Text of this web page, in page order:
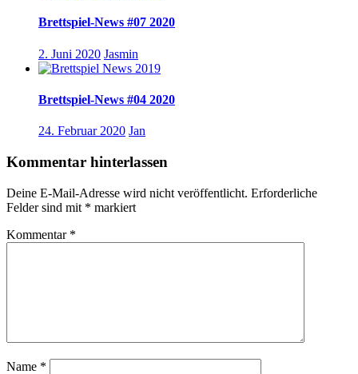
Brettspiel-News #07 2020
2. Juni 2020 Jasmin
Brettspiel-News #04 2020
24. Februar 2020 Jan
Kommentar hinterlassen
Deine E-Mail-Adresse wird nicht veröffentlicht. Erforderliche
Felder sind mit * markiert
Kommentar *
Name *